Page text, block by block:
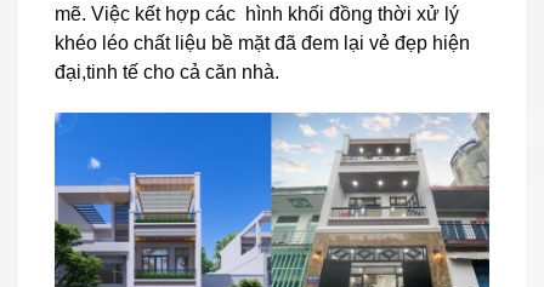
mẽ. Việc kết hợp các hình khối đồng thời xử lý
khéo léo chất liệu bề mặt đã đem lại vẻ đẹp hiện
đại,tinh tế cho cả căn nhà.